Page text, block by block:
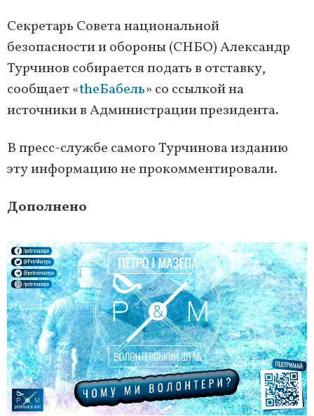
Секретарь Совета национальной
безопасности и обороны (СНБО) Александр
Турчинов собирается подать в отставку,
сообщает «theБабель» со ссылкой на
источники в Администрации президента.
В пресс-службе самого Турчинова изданию
эту информацию не прокомментировали.
Дополнено